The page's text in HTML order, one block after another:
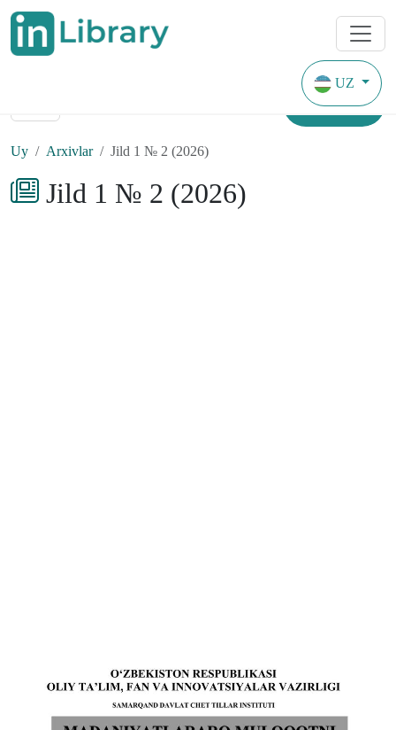
UZ
Topish
Uy Arxivlar Jild 1 № 2 (2026)
Jild 1 № 2 (2026)